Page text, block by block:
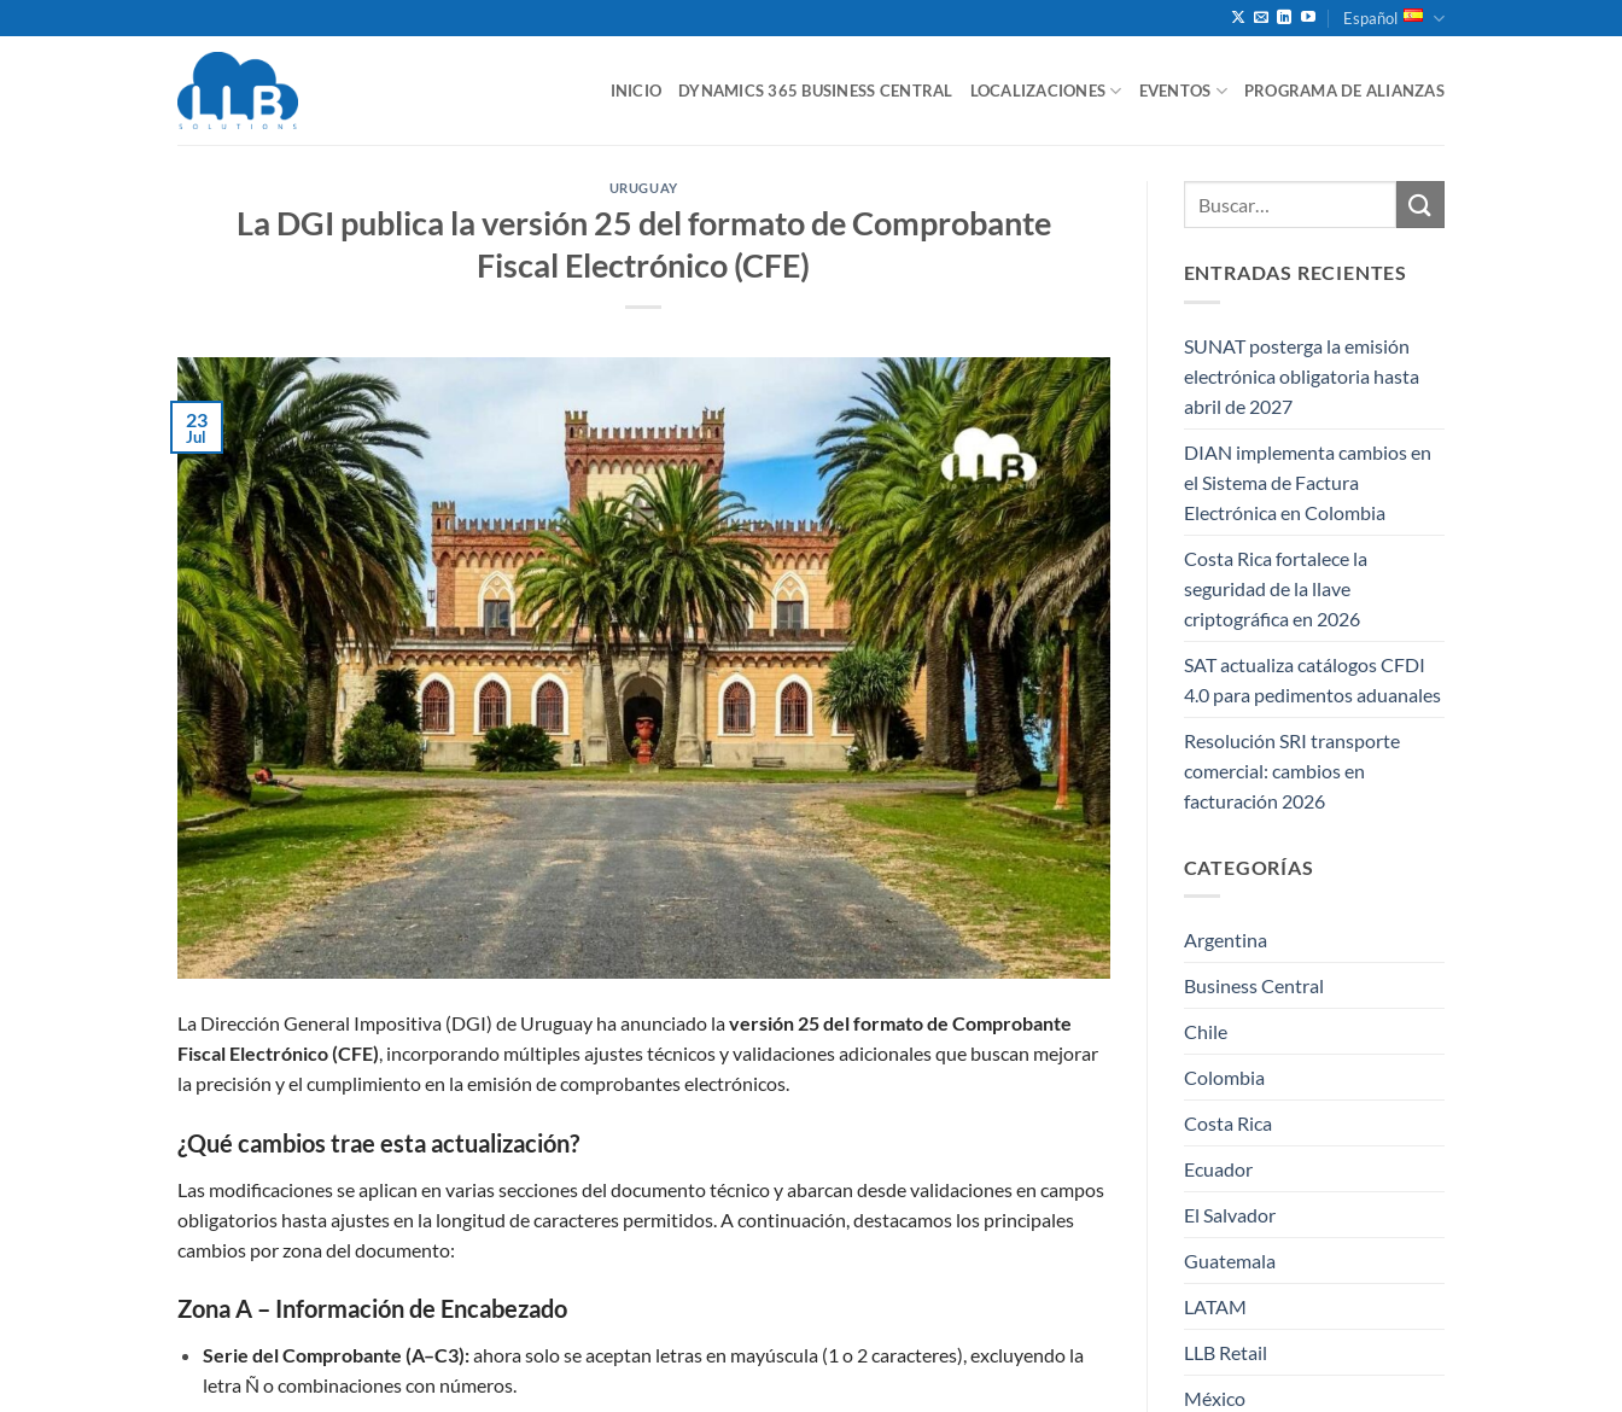
al
Español
INICIO DYNAMICS 365 BUSINESS CENTRAL LOCALIZACIONES EVENTOS PROGRAMA DE ALIANZAS
URUGUAY
La DGI publica la versión 25 del formato de Comprobante
Fiscal Electrónico (CFE)
23
Jul
La Dirección General Impositiva (DGI) de Uruguay ha anunciado laversión 25 del formato de Comprobante
Fiscal Electrónico (CFE), incorporando múltiples ajustes técnicos y validaciones adicionales que buscan mejorar
la precisión y el cumplimiento en la emisión de comprobantes electrónicos.
¿Qué cambios trae esta actualización?
Las modificaciones se aplican en varias secciones del documento técnico y abarcan desde validaciones en campos
obligatorios hasta ajustes en la longitud de caracteres permitidos. A continuación, destacamos los principales
cambios por zona del documento:
Zona A – Información de Encabezado
Serie del Comprobante (A–C3):ahora solo se aceptan letras en mayúscula (1 o 2 caracteres), excluyendo la
letra Ñ o combinaciones con números.
ENTRADAS RECIENTES
SUNAT posterga la emisión
electrónica obligatoria hasta
abril de 2027
DIAN implementa cambios en
el Sistema de Factura
Electrónica en Colombia
Costa Rica fortalece la
seguridad de la llave
criptográfica en 2026
SAT actualiza catálogos CFDI
4.0 para pedimentos aduanales
Resolución SRI transporte
comercial: cambios en
facturación 2026
CATEGORÍAS
Argentina
Business Central
Chile
Colombia
Costa Rica
Ecuador
El Salvador
Guatemala
LATAM
LLB Retail
México